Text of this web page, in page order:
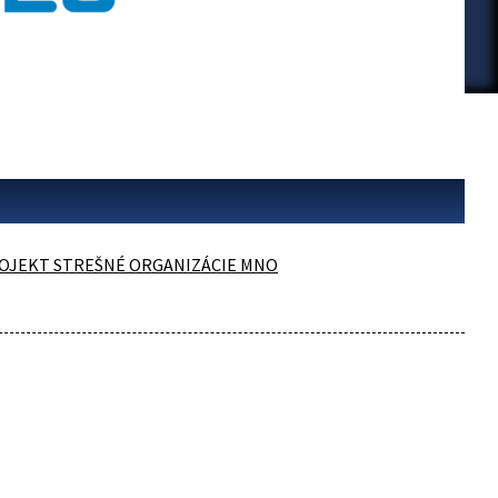
STREŠNÉ ORGANIZÁCIE MNO